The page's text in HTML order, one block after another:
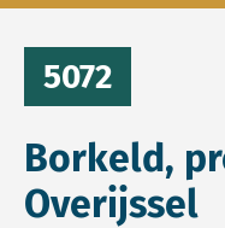
5072
Borkeld,
Overijssel